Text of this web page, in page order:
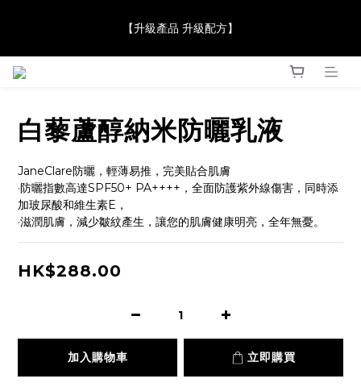
Award 勇奪金獎】
【升級產品 升級配方】
【JaneClare 康膚薈在iida Award Milan 2024 Professional
白藜蘆醇納米防曬乳液
JaneClare防曬，輕薄易推，完美貼合肌膚
·防曬指數高達SPF50+ PA++++，全面防護紫外線傷害，同時添
加玻尿酸和維生素E，
·滋潤肌膚，減少皺紋產生，讓您的肌膚健康明亮，全年無憂。
HK$288.00
加入購物車 立即購買